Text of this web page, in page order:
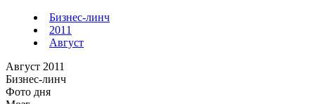
Бизнес-линч
2011
Август
Август 2011
Бизнес-линч
Фото дня